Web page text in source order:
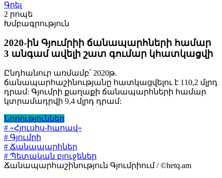
Գրել
2 րոպե
Խմբագրություն
2020-ին Գյումրիի ճանապարհների համար
3 անգամ ավելի շատ գումար կհատկացվի
Ընդհանուր առմամբ՝ 2020թ.
ճանապարհաշինությանը հատկացվելու է 110,2 մլրդ
դրամ: Գյումրի քաղաքի ճանապարհների համար
կտրամադրվի 9,4 մլրդ դրամ:
Նորություններ
# «Հյուսիս-հարավ»
# Գյումրի
# Ճանապարհներ
# Պետական բյուջեներ
Ճանապարհաշինություն Գյումրիում / ©hetq.am